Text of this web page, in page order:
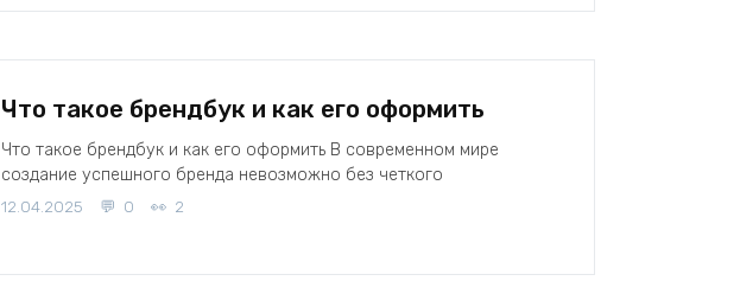
Что такое брендбук и как его оформить
Что такое брендбук и как его оформить В современном мире
создание успешного бренда невозможно без четкого
12.04.2025 0 2